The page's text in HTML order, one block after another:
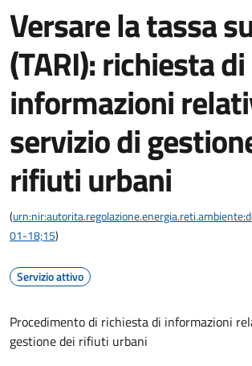
Versare la tassa
(TARI): richiesta di
informazioni
servizio di
rifiuti urbani
(
01-18;15)
Servizio attivo
Procedimento di richiesta di informazioni
gestione dei rifiuti urbani